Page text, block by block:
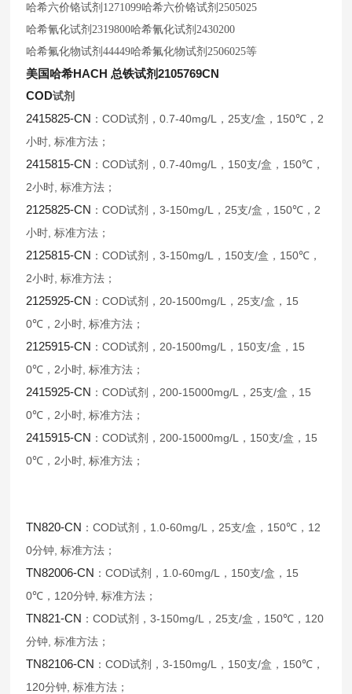
哈希六价铬试剂 1271099哈希六价铬试剂2505025
哈希氰化试剂 2319800哈希氰化试剂2430200
哈希氟化物试剂44449哈希氟化物试剂2506025等
美国哈希HACH 总铁试剂2105769CN
COD试剂
2415825-CN ：COD试剂，0.7-40mg/L ， 25支/盒， 150℃ ， 2
小时 ,标准方法；
2415815-CN ：COD试剂，0.7-40mg/L ， 150支/盒， 150℃ ，
2小时 ,标准方法；
2125825-CN ：COD试剂，3-150mg/L ， 25支/盒， 150℃ ， 2
小时 ,标准方法；
2125815-CN ：COD试剂，3-150mg/L ， 150支/盒， 150℃ ，
2小时 ,标准方法；
2125925-CN ：COD试剂， 20-1500mg/L ， 25支/盒， 15
0℃ ， 2小时 ,标准方法；
2125915-CN ：COD试剂， 20-1500mg/L ， 150支/盒， 15
0℃ ， 2小时 ,标准方法；
2415925-CN ：COD试剂， 200-15000mg/L ， 25支/盒， 15
0℃ ， 2小时 ,标准方法；
2415915-CN ：COD试剂， 200-15000mg/L ， 150支/盒， 15
0℃ ， 2小时 ,标准方法；
TN820-CN ：COD试剂， 1.0-60mg/L ， 25支/盒， 150℃ ， 12
0分钟 ,标准方法；
TN82006-CN ：COD试剂， 1.0-60mg/L ， 150支/盒， 15
0℃ ， 120分钟 ,标准方法；
TN821-CN ：COD试剂，3-150mg/L ， 25支/盒， 150℃ ， 120
分钟 ,标准方法；
TN82106-CN ：COD试剂，3-150mg/L ， 150支/盒， 150℃ ，
120分钟 ,标准方法；